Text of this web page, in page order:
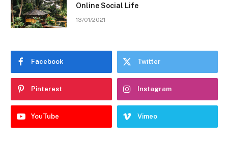
Online Social Life
13/01/2021
Facebook Twitter
Pinterest Instagram
YouTube Vimeo